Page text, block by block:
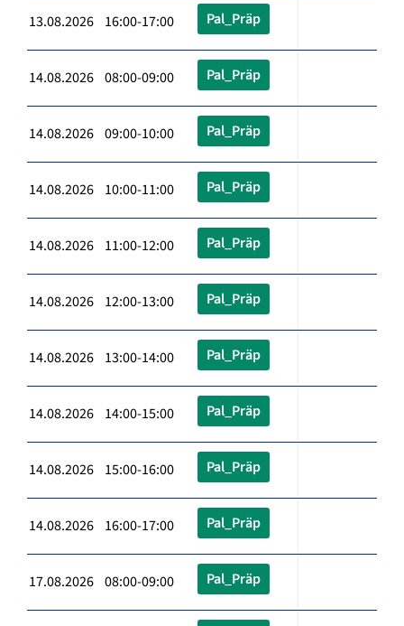
13.08.2026 16:00-17:00 Pal_Präp
14.08.2026 08:00-09:00 Pal_Präp
14.08.2026 09:00-10:00 Pal_Präp
14.08.2026 10:00-11:00 Pal_Präp
14.08.2026 11:00-12:00 Pal_Präp
14.08.2026 12:00-13:00 Pal_Präp
14.08.2026 13:00-14:00 Pal_Präp
14.08.2026 14:00-15:00 Pal_Präp
14.08.2026 15:00-16:00 Pal_Präp
14.08.2026 16:00-17:00 Pal_Präp
17.08.2026 08:00-09:00 Pal_Präp